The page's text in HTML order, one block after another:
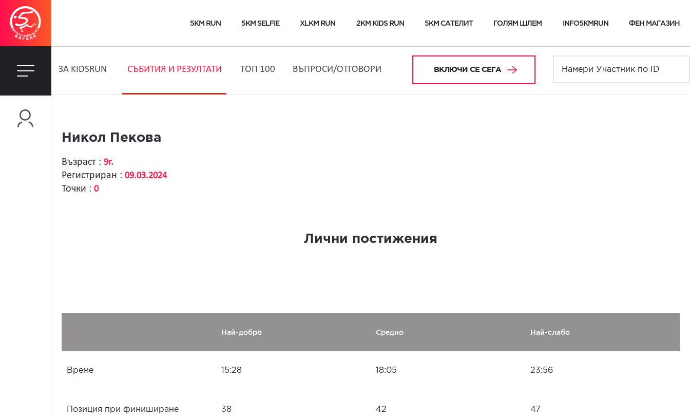
5KM RUN 5KM SELFIE XLKM RUN 2KM KIDS RUN 5KM САТЕЛИТ ГОЛЯМ ШЛЕМ INFO5KMRUN ФЕН МАГАЗИН
ЗA KIDSRUN СЪБИТИЯ И РЕЗУЛТАТИ ТОП 100 ВЪПРОСИ/ОТГОВОРИ ВКЛЮЧИ СЕ СЕГА
Никол Пекова
Възраст : 9г.
Регистриран : 09.03.2024
Точки : 0
Лични постижения
Най-добро Средно Най-слабо
Време 15:28 18:05 23:56
Позиция при финиширане 38 42 47